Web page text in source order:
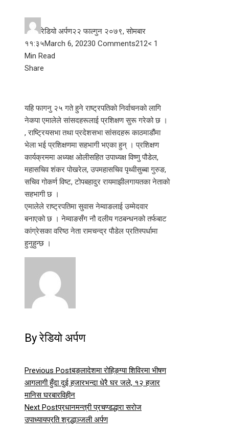
रेडियो अर्पण२२ फाल्गुन २०७९, सोमबार
११:३५March 6, 20230 Comments212< 1
Min Read
Facebook
Twitter
LinkedIn
Pinterest
Stumbleupon
Email
Share
यहि फागनु २५ गते हुने राष्ट्रपतिको निर्वाचनको लागि
नेकपा एमालेले सांसदहरूलाई प्रशिक्षण सुरू गरेको छ ।
, राष्ट्रियसभा तथा प्रदेशसभा सांसदहरू काठमाडौंमा
भेला भई प्रशिक्षणमा सहभागी भएका हुन् । प्रशिक्षण
कार्यक्रममा अध्यक्ष ओलीसहित उपाध्यक्ष विष्णु पौडेल,
महासचिव शंकर पोखरेल, उपमहासचिव पृथ्वीसुब्बा गुरुङ,
सचिव गोकर्ण विष्ट, टोपबहादुर रायमाझीलगायतका नेताको
सहभागी छ ।
एमालेले राष्ट्रपतिमा सुवास नेम्वाङलाई उम्मेदवार
बनाएको छ । नेम्वाङसँग नौ दलीय गठबन्धनको तर्फबाट
कांग्रेसका वरिष्ठ नेता रामचन्द्र पौडेल प्रतिस्पर्धामा
हुनुहुन्छ ।
By रेडियो अर्पण
Previous Postबङ्लादेशमा रोहिङ्ग्या शिविरमा भीषण
आगलागी हुँदा दुई हजारभन्दा धेरै घर जले, १२ हजार
मानिस घरबारविहीन
Next Postप्रधानमन्त्री प्रचण्डद्धारा सरोज
उपाध्यायप्रति श्रद्धाञ्जली अर्पण